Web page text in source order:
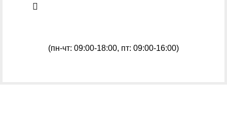
(пн-чт: 09:00-18:00, пт: 09:00-16:00)